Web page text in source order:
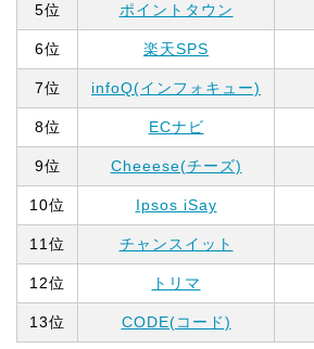
5位 ポイントタウン
6位 楽天SPS
7位 infoQ(インフォキュー)
8位 ECナビ
9位 Cheeese(チーズ)
10位 Ipsos iSay
11位 チャンスイット
12位 トリマ
13位 CODE(コード)